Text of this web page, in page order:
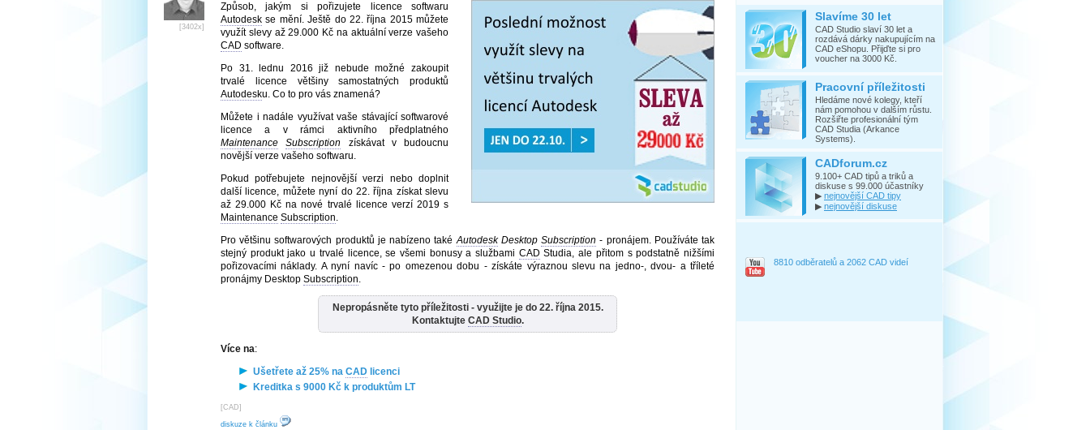
[3402x]
Způsob, jakým si pořizujete licence softwaru
Autodesk se mění. Ještě do 22. října 2015 můžete
využít slevy až 29.000 Kč na aktuální verze vašeho
CAD software.
Po 31. lednu 2016 již nebude možné zakoupit
trvalé licence většiny samostatných produktů
Autodesku. Co to pro vás znamená?
Můžete i nadále využívat vaše stávající softwarové
licence a v rámci aktivního předplatného
Maintenance
Subscription získávat v budoucnu
novější verze vašeho softwaru.
Pokud potřebujete nejnovější verzi nebo doplnit
další licence, můžete nyní do 22. října získat slevu
až 29.000 Kč na nové trvalé licence verzí 2019 s
Maintenance Subscription.
Pro většinu softwarových produktů je nabízeno takéAutodeskDesktopSubscription - pronájem. Používáte tak
stejný produkt jako u trvalé licence, se všemi bonusy a službami CAD Studia, ale přitom s podstatně nižšími
pořizovacími náklady. A nyní navíc - po omezenou dobu - získáte výraznou slevu na jedno-, dvou- a tříleté
pronájmy Desktop Subscription.
Nepropásněte tyto příležitosti - využijte je do 22. října 2015.
Kontaktujte CAD Studio.
Více na:
Ušetřete až 25% na CAD licenci
Kreditka s 9000 Kč k produktům LT
[CAD]
diskuze k článku
Slavíme 30 let
CAD Studio slaví 30 let a
rozdává dárky nakupujícím na
CAD eShopu. Přijďte si pro
voucher na 3000 Kč.
Pracovní příležitosti
Hledáme nové kolegy, kteří
nám pomohou v dalším růstu.
Rozšiřte profesionální tým
CAD Studia (Arkance
Systems).
CADforum.cz
9.100+ CAD tipů a triků a
diskuse s 99.000 účastníky
▶ nejnovější CAD tipy
▶ nejnovější diskuse
8810 odběratelů a 2062 CAD videí